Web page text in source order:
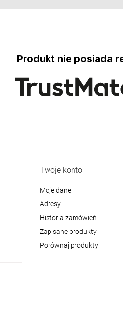
Produkt nie posiada
Twoje konto
Moje dane
Adresy
Historia zamówień
Zapisane produkty
Porównaj produkty